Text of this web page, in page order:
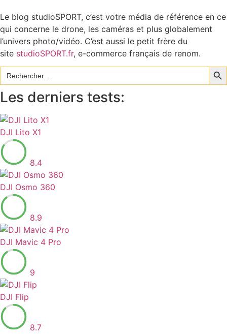
Le blog studioSPORT, c’est votre média de référence en ce
qui concerne le drone, les caméras et plus globalement
l’univers photo/vidéo. C’est aussi le petit frère du
site studioSPORT.fr, e-commerce français de renom.
Search
for:
Les derniers tests:
DJI Lito X1
8.4
DJI Osmo 360
8.9
DJI Mavic 4 Pro
9
DJI Flip
8.7